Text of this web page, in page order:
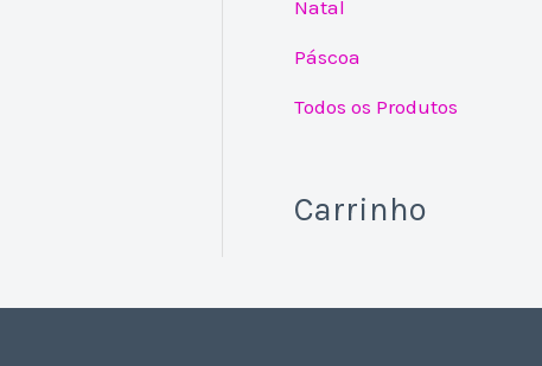
Natal
Páscoa
Todos os Produtos
Carrinho